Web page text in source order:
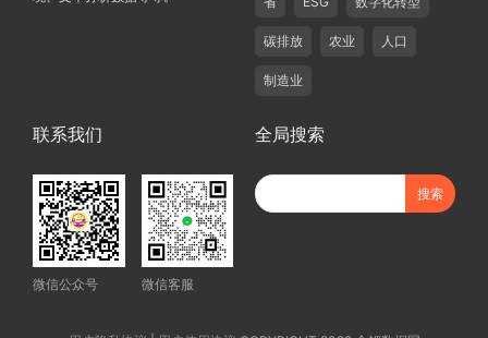
碳排放 农业 人口
制造业
联系我们
微信公众号 微信客服
全局搜索